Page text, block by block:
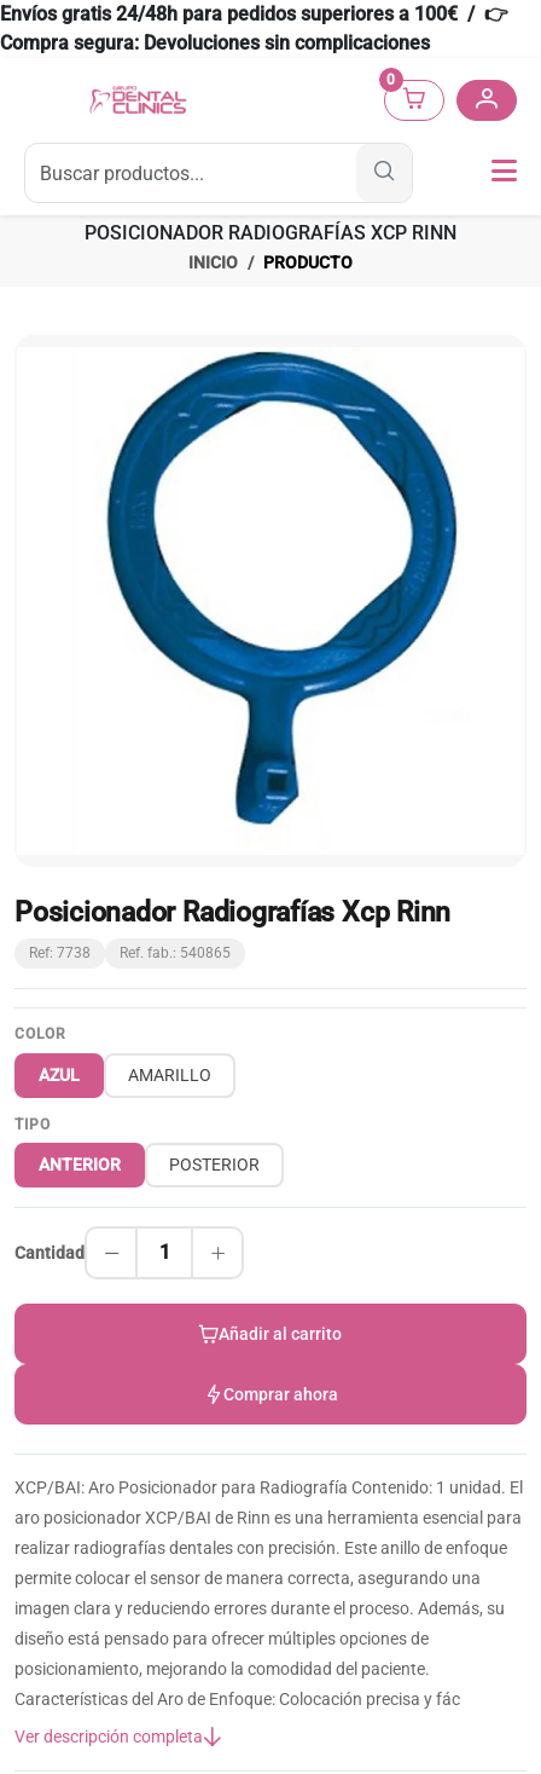
Envíos gratis 24/48h para pedidos superiores a 100€ / 👉
Compra segura: Devoluciones sin complicaciones
0
POSICIONADOR RADIOGRAFÍAS XCP RINN
INICIO PRODUCTO
Posicionador Radiografías Xcp Rinn
Ref: 7738 Ref. fab.: 540865
COLOR
AZUL AMARILLO
TIPO
ANTERIOR POSTERIOR
Cantidad 1
Añadir al carrito
Comprar ahora
XCP/BAI: Aro Posicionador para Radiografía Contenido: 1 unidad. El
aro posicionador XCP/BAI de Rinn es una herramienta esencial para
realizar radiografías dentales con precisión. Este anillo de enfoque
permite colocar el sensor de manera correcta, asegurando una
imagen clara y reduciendo errores durante el proceso. Además, su
diseño está pensado para ofrecer múltiples opciones de
posicionamiento, mejorando la comodidad del paciente.
Características del Aro de Enfoque: Colocación precisa y fác
Ver descripción completa